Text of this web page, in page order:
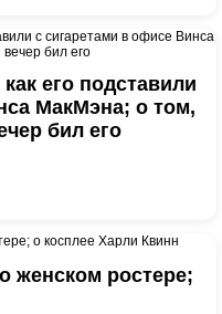
его подставили
МакМэна; о том,
бил его
женском ростере;